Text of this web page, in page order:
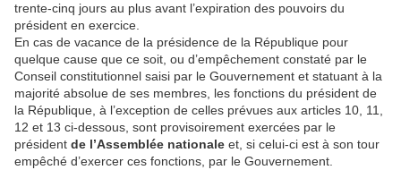
trente-cinq jours au plus avant l’expiration des pouvoirs du
président en exercice.
En cas de vacance de la présidence de la République pour
quelque cause que ce soit, ou d’empêchement constaté par le
Conseil constitutionnel saisi par le Gouvernement et statuant à la
majorité absolue de ses membres, les fonctions du président de
la République, à l’exception de celles prévues aux articles 10, 11,
12 et 13 ci-dessous, sont provisoirement exercées par le
président de l’Assemblée nationale et, si celui-ci est à son tour
empêché d’exercer ces fonctions, par le Gouvernement.